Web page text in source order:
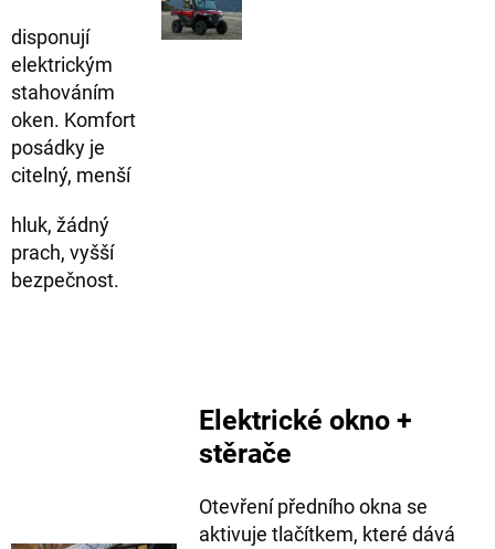
disponují
elektrickým
stahováním
oken. Komfort
posádky je
citelný, menší
hluk, žádný
prach, vyšší
bezpečnost.
Elektrické okno +
stěrače
Otevření předního okna se
aktivuje tlačítkem, které dává